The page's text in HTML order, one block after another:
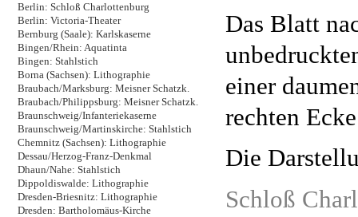
Berlin: Schloß Charlottenburg
Berlin: Victoria-Theater
Bernburg (Saale): Karlskaserne
Bingen/Rhein: Aquatinta
Bingen: Stahlstich
Borna (Sachsen): Lithographie
Braubach/Marksburg: Meisner Schatzk.
Braubach/Philippsburg: Meisner Schatzk.
Braunschweig/Infanteriekaserne
Braunschweig/Martinskirche: Stahlstich
Chemnitz (Sachsen): Lithographie
Dessau/Herzog-Franz-Denkmal
Dhaun/Nahe: Stahlstich
Dippoldiswalde: Lithographie
Dresden-Briesnitz: Lithographie
Dresden: Bartholomäus-Kirche
Das Blatt
einer
rechten
Die
Schloß